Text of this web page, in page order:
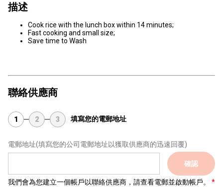
描述
Cook rice with the lunch box within 14 minutes;
Fast cooking and small size;
Save time to Wash
聯絡供應商
1 2 3 填寫您的電郵地址
電郵地址(填寫您的公司電郵地址以獲取供應商的迅速回覆)
確認
我們會為您建立一個帳戶以聯絡供應商，請查看電郵並啟動帳戶。